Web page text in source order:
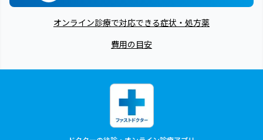
オンライン診療で対応できる症状・処方薬
費用の目安